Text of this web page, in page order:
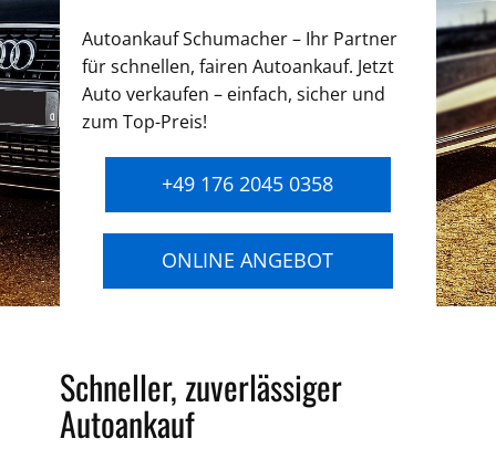
Autoankauf Schumacher – Ihr Partner
für schnellen, fairen Autoankauf. Jetzt
Auto verkaufen – einfach, sicher und
zum Top-Preis!
+49 176 2045 0358
ONLINE ANGEBOT
Schneller, zuverlässiger
Autoankauf